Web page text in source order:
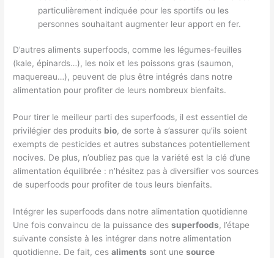
particulièrement indiquée pour les sportifs ou les
personnes souhaitant augmenter leur apport en fer.
D’autres aliments superfoods, comme les légumes-feuilles
(kale, épinards…), les noix et les poissons gras (saumon,
maquereau…), peuvent de plus être intégrés dans notre
alimentation pour profiter de leurs nombreux bienfaits.
Pour tirer le meilleur parti des superfoods, il est essentiel de
privilégier des produits bio, de sorte à s’assurer qu’ils soient
exempts de pesticides et autres substances potentiellement
nocives. De plus, n’oubliez pas que la variété est la clé d’une
alimentation équilibrée : n’hésitez pas à diversifier vos sources
de superfoods pour profiter de tous leurs bienfaits.
Intégrer les superfoods dans notre alimentation quotidienne
Une fois convaincu de la puissance dessuperfoods, l’étape
suivante consiste à les intégrer dans notre alimentation
quotidienne. De fait, cesaliments sont unesource